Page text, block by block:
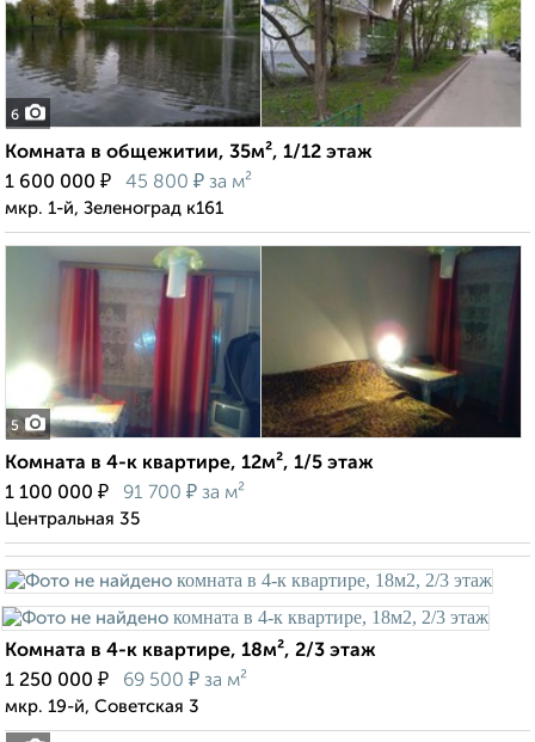
6
Комната в общежитии, 35м², 1/12 этаж
1 600 000 ₽ 45 800 ₽ за м²
мкр. 1-й, Зеленоград к161
5
Комната в 4-к квартире, 12м², 1/5 этаж
1 100 000 ₽ 91 700 ₽ за м²
Центральная 35
Комната в 4-к квартире, 18м², 2/3 этаж
1 250 000 ₽ 69 500 ₽ за м²
мкр. 19-й, Советская 3